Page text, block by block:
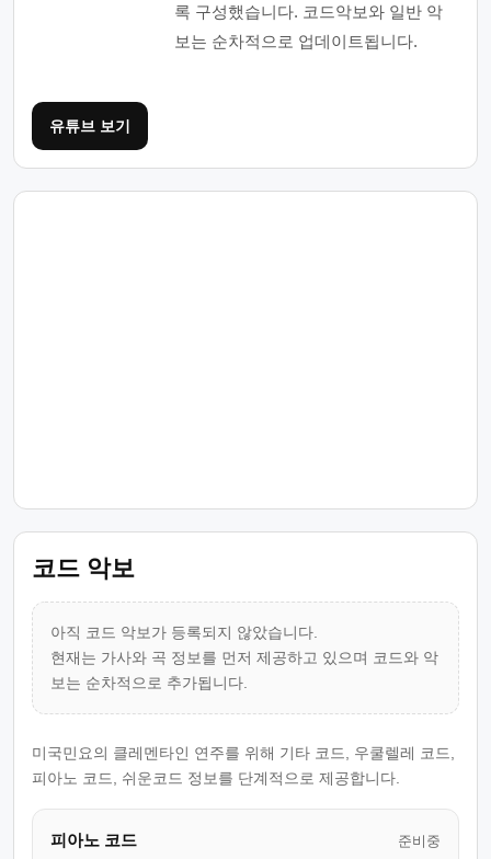
록 구성했습니다. 코드악보와 일반 악
보는 순차적으로 업데이트됩니다.
유튜브 보기
코드 악보
아직 코드 악보가 등록되지 않았습니다.
현재는 가사와 곡 정보를 먼저 제공하고 있으며 코드와 악
보는 순차적으로 추가됩니다.
미국민요의 클레멘타인 연주를 위해 기타 코드, 우쿨렐레 코드,
피아노 코드, 쉬운코드 정보를 단계적으로 제공합니다.
피아노 코드 준비중